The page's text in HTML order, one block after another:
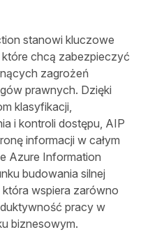
stanowi kluczowe
chcą zabezpieczyć
zagrożeń
prawnych. Dzięki
klasyfikacji,
i kontroli dostępu, AIP
informacji w całym
Azure Information
budowania silnej
wspiera zarówno
pracy w
biznesowym.